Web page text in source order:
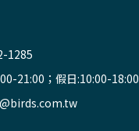
1285
21:00；假日:10:00-18:00